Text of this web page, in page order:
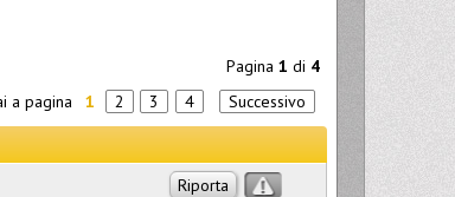
Pagina 1 di 4
a pagina
1 2 3 4 Successivo
Riporta